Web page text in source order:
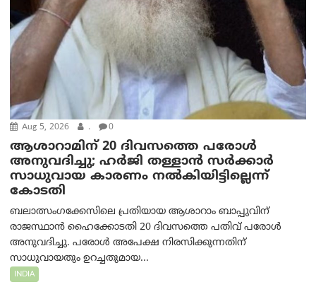
Aug 5, 2026 . 0
ആശാറാമിന് 20 ദിവസത്തെ പരോൾ
അനുവദിച്ചു; ഹർജി തള്ളാൻ സർക്കാർ
സാധുവായ കാരണം നൽകിയിട്ടില്ലെന്ന്
കോടതി
ബലാത്സംഗക്കേസിലെ പ്രതിയായ ആശാറാം ബാപ്പുവിന്
രാജസ്ഥാൻ ഹൈക്കോടതി 20 ദിവസത്തെ പതിവ് പരോൾ
അനുവദിച്ചു. പരോൾ അപേക്ഷ നിരസിക്കുന്നതിന്
സാധുവായതും ഉറച്ചതുമായ...
INDIA